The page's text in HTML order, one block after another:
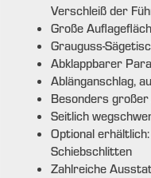
Verschleiß der
Große
Grauguss-
Abklappbarer
Ablänganschlag,
Besonders
Seitlich
Optional
Schiebschlitten
Zahlreiche